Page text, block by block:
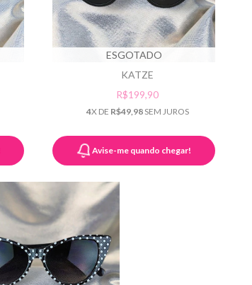
ESGOTADO
KATZE
R$199,90
4X DE R$49,98SEM JUROS
Avise-me quando chegar!